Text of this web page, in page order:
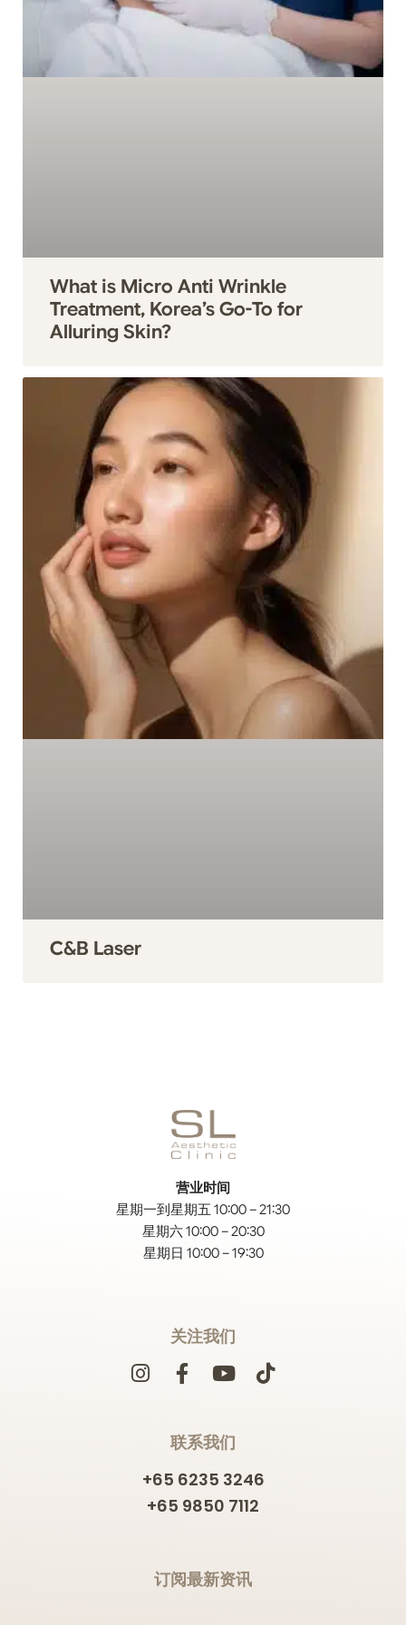
What is Micro Anti Wrinkle
Treatment, Korea’s Go-To for
Alluring Skin?
C&B Laser
营业时间
星期一到星期五 10:00 – 21:30
星期六 10:00 – 20:30
星期日 10:00 – 19:30
关注我们
联系我们
+65 6235 3246
+65 9850 7112
订阅最新资讯